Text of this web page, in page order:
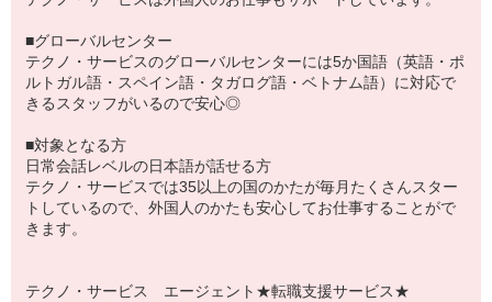
■グローバルセンター
テクノ・サービスのグローバルセンターには5か国語（英語・ポ
ルトガル語・スペイン語・タガログ語・ベトナム語）に対応で
きるスタッフがいるので安心◎
■対象となる方
日常会話レベルの日本語が話せる方
テクノ・サービスでは35以上の国のかたが毎月たくさんスター
トしているので、外国人のかたも安心してお仕事することがで
きます。
テクノ・サービス エージェント★転職支援サービス★